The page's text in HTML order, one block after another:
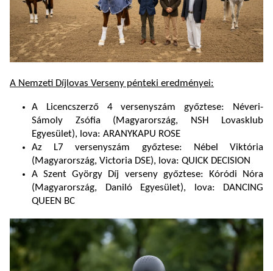
A Nemzeti Díjlovas Verseny pénteki eredményei:
A Licencszerző 4 versenyszám győztese: Néveri-
Sámoly Zsófia (Magyarország, NSH Lovasklub
Egyesület), lova: ARANYKAPU ROSE
Az L7 versenyszám győztese: Nébel Viktória
(Magyarország, Victoria DSE), lova: QUICK DECISION
A Szent György Díj verseny győztese: Kóródi Nóra
(Magyarország, Daniló Egyesület), lova: DANCING
QUEEN BC